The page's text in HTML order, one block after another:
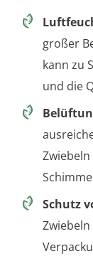
großer
kann zu
und die
Schutz